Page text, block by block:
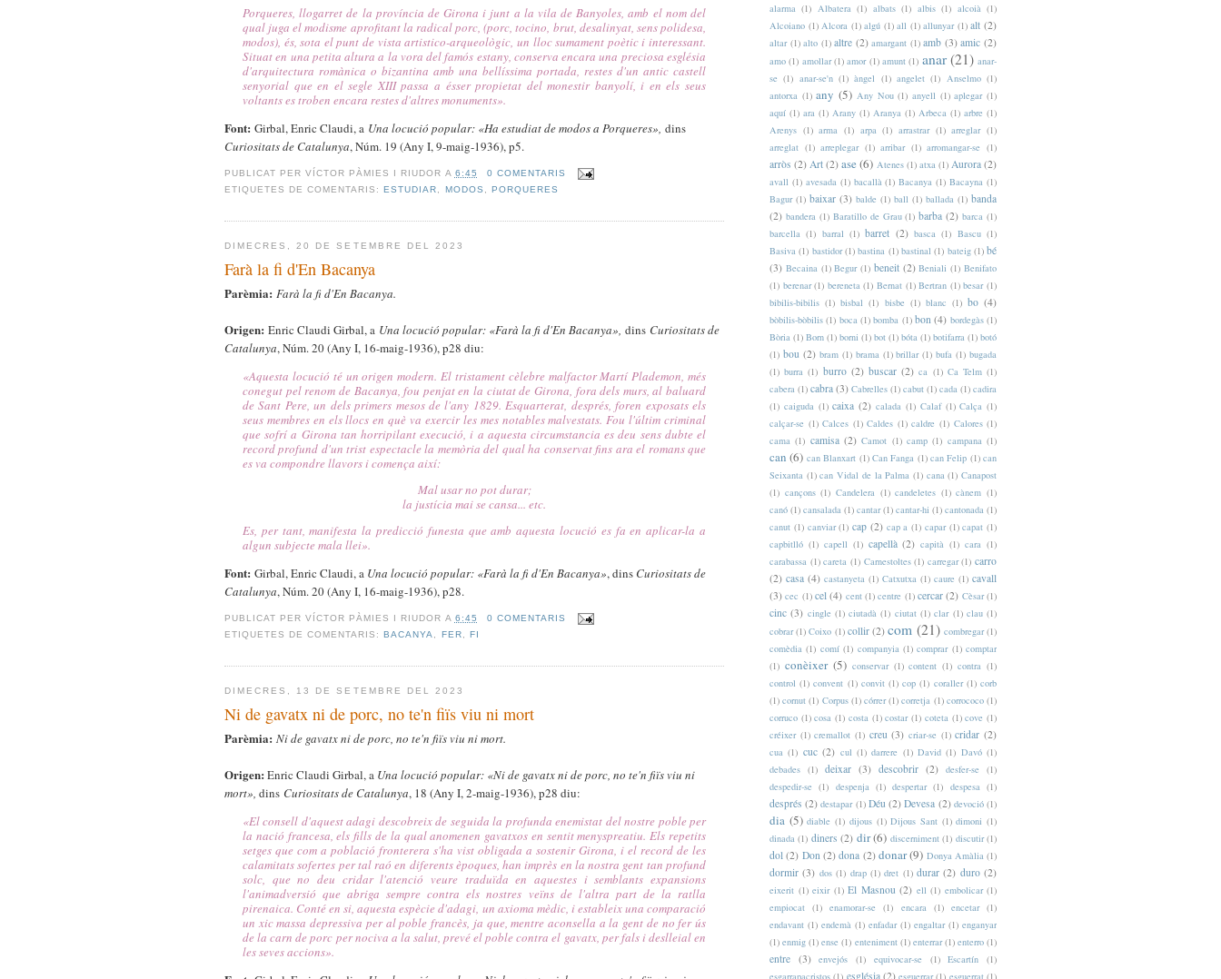
Porqueres, llogarret de la província de Girona i junt a la vila de Banyoles, amb el nom del
qual juga el modisme aprofitant la radical porc, (porc, tocino, brut, desalinyat, sens polidesa,
modos), és, sota el punt de vista artistico-arqueològic, un lloc sumament poètic i interessant.
Situat en una petita altura a la vora del famós estany, conserva encara una preciosa església
d'arquitectura romànica o bizantina amb una bellíssima portada, restes d'un antic castell
senyorial que en el segle XIII passa a ésser propietat del monestir banyolí, i en els seus
voltants es troben encara restes d'altres monuments».
Font: Girbal, Enric Claudi, a Una locució popular: «Ha estudiat de modos a Porqueres», dins
Curiositats de Catalunya, Núm. 19 (Any I, 9-maig-1936), p5.
PUBLICAT PERVÍCTOR PÀMIES I RIUDOR A 6:45
0 COMENTARIS
ETIQUETES DE COMENTARIS:ESTUDIAR MODOS PORQUERES
DIMECRES, 20 DE SETEMBRE DEL 2023
Farà la fi d'En Bacanya
Parèmia: Farà la fi d'En Bacanya.
Origen: Enric Claudi Girbal, a Una locució popular: «Farà la fi d'En Bacanya», dins Curiositats de
Catalunya, Núm. 20 (Any I, 16-maig-1936), p28 diu:
«Aquesta locució té un origen modern. El tristament cèlebre malfactor Martí Plademon, més
conegut pel renom de Bacanya, fou penjat en la ciutat de Girona, fora dels murs, al baluard
de Sant Pere, un dels primers mesos de l'any 1829. Esquarterat, després, foren exposats els
seus membres en els llocs en què va exercir les mes notables malvestats. Fou l'últim criminal
que sofrí a Girona tan horripilant execució, i a aquesta circumstancia es deu sens dubte el
record profund d'un trist espectacle la memòria del qual ha conservat fins ara el romans que
es va compondre llavors i comença així:
Mal usar no pot durar;
la justícia mai se cansa... etc.
Es, per tant, manifesta la predicció funesta que amb aquesta locució es fa en aplicar-la a
algun subjecte mala llei».
Font: Girbal, Enric Claudi, a Una locució popular: «Farà la fi d'En Bacanya», dins Curiositats de
Catalunya, Núm. 20 (Any I, 16-maig-1936), p28.
PUBLICAT PERVÍCTOR PÀMIES I RIUDOR A 6:45
0 COMENTARIS
ETIQUETES DE COMENTARIS:BACANYA FER FI
DIMECRES, 13 DE SETEMBRE DEL 2023
Ni de gavatx ni de porc, no te'n fiïs viu ni mort
Parèmia: Ni de gavatx ni de porc, no te'n fiïs viu ni mort.
Origen: Enric Claudi Girbal, a Una locució popular: «Ni de gavatx ni de porc, no te'n fiïs viu ni
mort», dins Curiositats de Catalunya, 18 (Any I, 2-maig-1936), p28 diu:
«El consell d'aquest adagi descobreix de seguida la profunda enemistat del nostre poble per
la nació francesa, els fills de la qual anomenen gavatxos en sentit menyspreatiu. Els repetits
setges que com a població fronterera s'ha vist obligada a sostenir Girona, i el record de les
calamitats sofertes per tal raó en diferents èpoques, han imprès en la nostra gent tan profund
solc, que no deu cridar l'atenció veure traduïda en aquestes i semblants expansions
l'animadversió que abriga sempre contra els nostres veïns de l'altra part de la ratlla
pirenaica. Conté en si, aquesta espècie d'adagi, un axioma mèdic, i estableix una comparació
un xic massa depressiva per al poble francès, ja que, mentre aconsella a la gent de no fer ús
de la carn de porc per nociva a la salut, prevé el poble contra el gavatx, per fals i deslleial en
les seves accions».
alarma (1) Albatera (1) albats (1) albis (1) alcoià (1)
Alcoiano (1) Alcora (1) algú (1) all (1) allunyar (1) alt (2)
altar (1) alto (1) altre (2) amargant (1) amb (3) amic (2)
amo (1) amollar (1) amor (1) amunt (1) anar (21) anar-
se (1) anar-se'n (1) àngel (1) angelet (1) Anselmo (1)
antorxa (1) any (5) Any Nou (1) anyell (1) aplegar (1)
aquí (1) ara (1) Arany (1) Aranya (1) Arbeca (1) arbre (1)
Arenys (1) arma (1) arpa (1) arrastrar (1) arreglar (1)
arreglat (1) arreplegar (1) arribar (1) arromangar-se (1)
arròs (2) Art (2) ase (6) Atenes (1) atxa (1) Aurora (2)
avall (1) avesada (1) bacallà (1) Bacanya (1) Bacayna (1)
Bagur (1) baixar (3) balde (1) ball (1) ballada (1) banda
(2) bandera (1) Baratillo de Grau (1) barba (2) barca (1)
barcella (1) barral (1) barret (2) basca (1) Bascu (1)
Basiva (1) bastidor (1) bastina (1) bastinal (1) bateig (1) bé
(3) Becaina (1) Begur (1) beneit (2) Beniali (1) Benifato
(1) berenar (1) bereneta (1) Bernat (1) Bertran (1) besar (1)
bibilis-bibilis (1) bisbal (1) bisbe (1) blanc (1) bo (4)
bòbilis-bòbilis (1) boca (1) bomba (1) bon (4) bordegàs (1)
Bòria (1) Born (1) borni (1) bot (1) bóta (1) botifarra (1) botó
(1) bou (2) bram (1) brama (1) brillar (1) bufa (1) bugada
(1) burra (1) burro (2) buscar (2) ca (1) Ca Telm (1)
cabera (1) cabra (3) Cabrelles (1) cabut (1) cada (1) cadira
(1) caiguda (1) caixa (2) calada (1) Calaf (1) Calça (1)
calçar-se (1) Calces (1) Caldes (1) caldre (1) Calores (1)
cama (1) camisa (2) Camot (1) camp (1) campana (1)
can (6) can Blanxart (1) Can Fanga (1) can Felip (1) can
Seixanta (1) can Vidal de la Palma (1) cana (1) Canapost
(1) cançons (1) Candelera (1) candeletes (1) cànem (1)
canó (1) cansalada (1) cantar (1) cantar-hi (1) cantonada (1)
canut (1) canviar (1) cap (2) cap a (1) capar (1) capat (1)
capbitlló (1) capell (1) capellà (2) capità (1) cara (1)
carabassa (1) careta (1) Carnestoltes (1) carregar (1) carro
(2) casa (4) castanyeta (1) Catxutxa (1) caure (1) cavall
(3) cec (1) cel (4) cent (1) centre (1) cercar (2) Cèsar (1)
cinc (3) cingle (1) ciutadà (1) ciutat (1) clar (1) clau (1)
cobrar (1) Coixo (1) collir (2) com (21) combregar (1)
comèdia (1) comí (1) companyia (1) comprar (1) comptar
(1) conèixer (5) conservar (1) content (1) contra (1)
control (1) convent (1) convit (1) cop (1) coraller (1) corb
(1) cornut (1) Corpus (1) córrer (1) corretja (1) corrococo (1)
corruco (1) cosa (1) costa (1) costar (1) coteta (1) cove (1)
créixer (1) cremallot (1) creu (3) criar-se (1) cridar (2)
cua (1) cuc (2) cul (1) darrere (1) David (1) Davó (1)
debades (1) deixar (3) descobrir (2) desfer-se
(1)
despedir-se (1) despenja (1) despertar (1) despesa (1)
després (2) destapar (1) Déu (2) Devesa (2) devoció (1)
dia (5) diable (1) dijous (1) Dijous Sant (1) dimoni (1)
dinada (1) diners (2) dir(6) discerniment (1) discutir (1)
dol (2) Don (2) dona (2) donar(9) Donya Amàlia (1)
dormir (3) dos (1) drap (1) dret (1) durar (2) duro (2)
eixerit (1) eixir (1) El Masnou (2) ell (1) embolicar (1)
empiocat (1) enamorar-se (1) encara (1) encetar (1)
endavant (1) endemà (1) enfadar (1) engaltar (1) enganyar
(1) enmig (1) ense (1) enteniment (1) enterrar (1) enterro (1)
entre (3) envejós (1) equivocar-se (1) Escartín
(1)
esgarrapacristos (1) església (2) esguerrar (1) esguerrat (1)